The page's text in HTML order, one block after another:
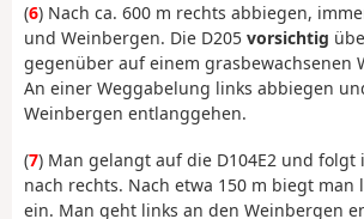
(6) Nach ca. 600 m rechts abbiegen,
und Weinbergen. Die D205 vorsichtig
gegenüber auf einem grasbewachsenen
An einer Weggabelung links abbiegen
Weinbergen entlanggehen.
(7) Man gelangt auf die D104E2 und folgt
nach rechts. Nach etwa 150 m biegt man
ein. Man geht links an den Weinbergen